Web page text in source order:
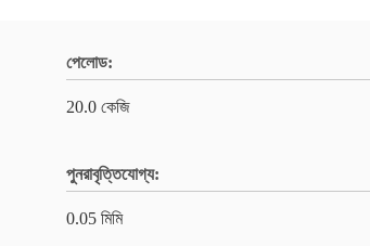
পেলোড:
20.0 কেজি
পুনরাবৃত্তিযোগ্য:
0.05 মিমি